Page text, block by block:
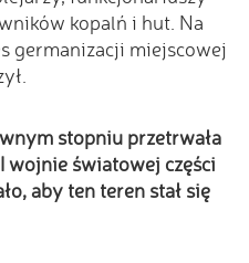
kopalń i hut. Na
germanizacji miejscowej
stopniu przetrwała
wojnie światowej części
aby ten teren stał się